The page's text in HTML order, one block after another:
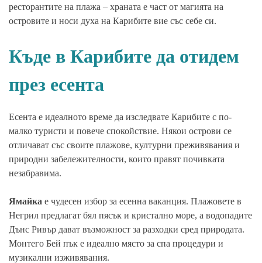
ресторантите на плажа – храната е част от магията на
островите и носи духа на Карибите вие със себе си.
Къде в Карибите да отидем
през есента
Есента е идеалното време да изследвате Карибите с по-
малко туристи и повече спокойствие. Някои острови се
отличават със своите плажове, културни преживявания и
природни забележителности, които правят почивката
незабравима.
Ямайка е чудесен избор за есенна ваканция. Плажовете в
Негрил предлагат бял пясък и кристално море, а водопадите
Дънс Ривър дават възможност за разходки сред природата.
Монтего Бей пък е идеално място за спа процедури и
музикални изживявания.